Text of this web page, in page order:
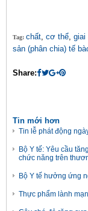
Tag:chất ,cơ thể ,giai
sản (phân chia) tế
Share:
Tin mới hơn
Tin lễ phát động
Bộ Y tế: Yêu cầu
chức năng trên
Bộ Y tế hưởng ứng
Thực phẩm lành